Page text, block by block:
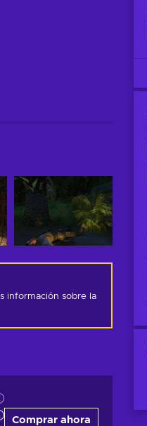
información sobre la
Comprar ahora